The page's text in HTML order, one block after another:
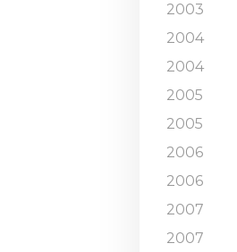
2003
2004
2004
2005
2005
2006
2006
2007
2007